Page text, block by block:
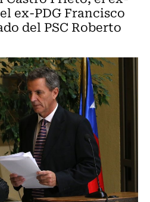
ex-PDG Francisco
del PSC Roberto